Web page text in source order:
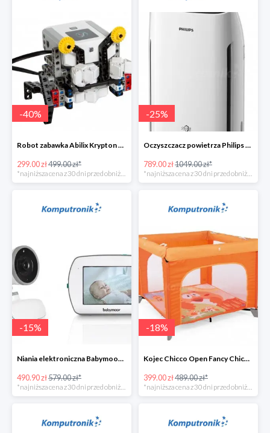
-40%
Robot zabawka Abilix Krypton 0 w super cenie
299.00 zł499.00 zł*
-25%
Oczyszczacz powietrza Philips AC1217/10
789.00 zł1049.00 zł*
-15%
Niania elektroniczna Babymoov Yoo-Feel w super cenie
490.90 zł579.00 zł*
*najniższa cena z 30 dni przed obniżką
-18%
Kojec Chicco Open Fancy Chicken w super cenie
399.00 zł489.00 zł*
*najniższa cena z 30 dni przed obniżką